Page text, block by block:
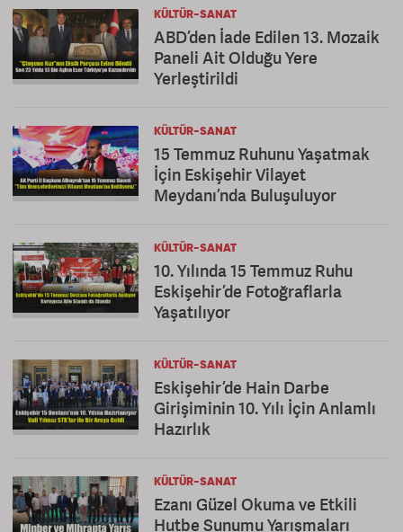
KÜLTÜR-SANAT
ABD’den İade Edilen 13. Mozaik
Paneli Ait Olduğu Yere
Yerleştirildi
KÜLTÜR-SANAT
15 Temmuz Ruhunu Yaşatmak
İçin Eskişehir Vilayet
Meydanı’nda Buluşuluyor
KÜLTÜR-SANAT
10. Yılında 15 Temmuz Ruhu
Eskişehir’de Fotoğraflarla
Yaşatılıyor
KÜLTÜR-SANAT
Eskişehir’de Hain Darbe
Girişiminin 10. Yılı İçin Anlamlı
Hazırlık
KÜLTÜR-SANAT
Ezanı Güzel Okuma ve Etkili
Hutbe Sunumu Yarışmaları